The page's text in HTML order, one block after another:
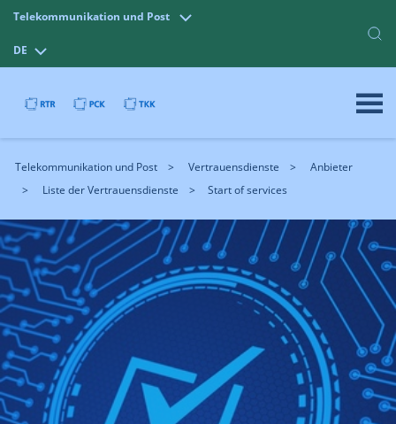
Telekommunikation und Post
DE
Telekommunikation und Post Vertrauensdienste
Anbieter
Liste der Vertrauensdienste
Start of services